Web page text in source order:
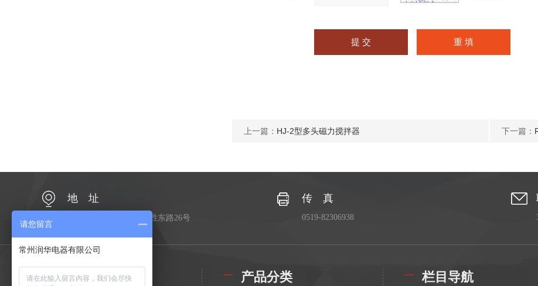
上一篇： HJ-2型多头磁力搅拌器 下一篇：
地 址
江苏省常州市金坛区金胜东路26号
传 真
0519-82306938
公司简介 产品分类 栏目导航
请您留言
常州润华电器有限公司